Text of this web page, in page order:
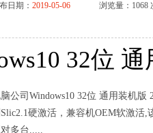
日期： 2019-05-06 浏览量：1068
32位
公司Windows10 32位 通用装机
硬激活，兼容机OEM软激活
多台.....